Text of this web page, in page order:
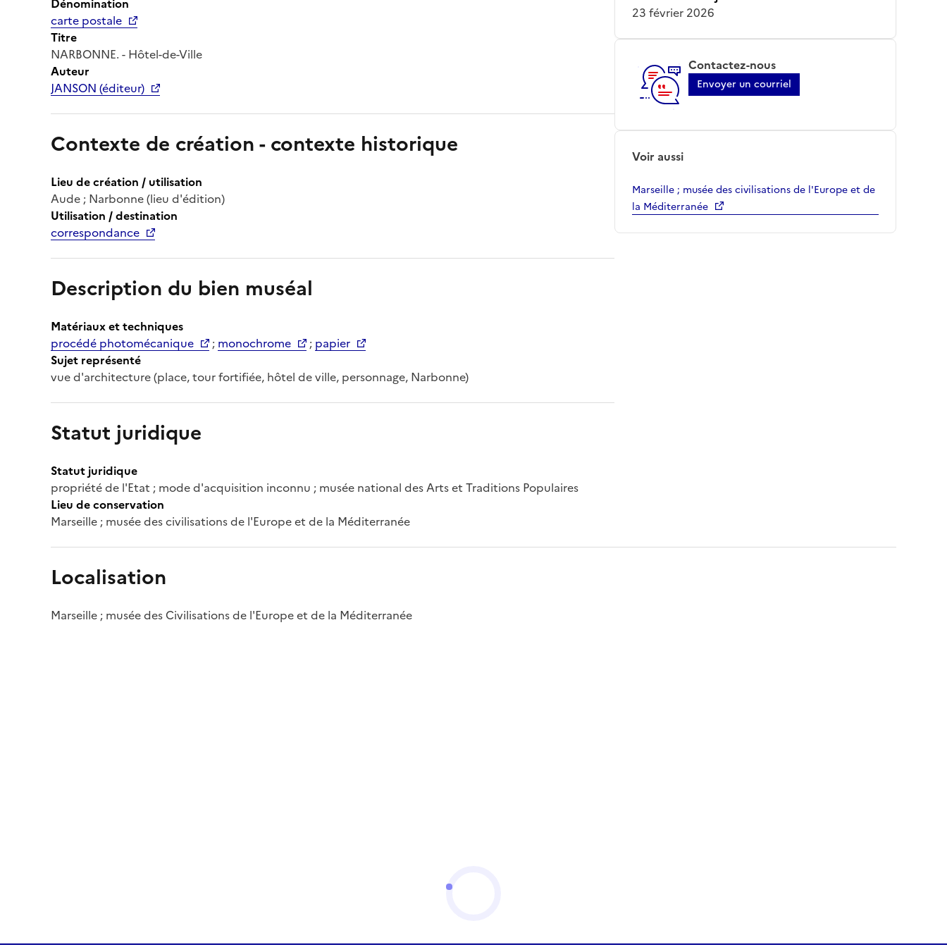
carte postale
Titre
NARBONNE. - Hôtel-de-Ville
Auteur
JANSON (éditeur)
Contexte de création - contexte historique
Lieu de création / utilisation
Aude ; Narbonne (lieu d'édition)
Utilisation / destination
correspondance
Description du bien muséal
Matériaux et techniques
procédé photomécanique
; monochrome ; papier
Sujet représenté
vue d'architecture (place, tour fortifiée, hôtel de ville, personnage, Narbonne)
Statut juridique
Statut juridique
propriété de l'Etat ; mode d'acquisition inconnu ; musée national des Arts et Traditions Populaires
Lieu de conservation
Marseille ; musée des civilisations de l'Europe et de la Méditerranée
23 février 2026
Contactez-nous
Envoyer un courriel
Voir aussi
Marseille ; musée des civilisations de l'Europe et de
la Méditerranée
Localisation
Marseille ; musée des Civilisations de l'Europe et de la Méditerranée